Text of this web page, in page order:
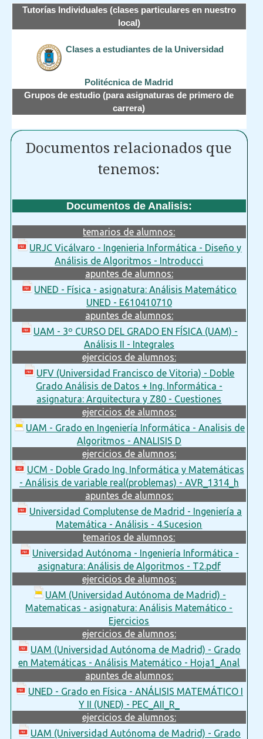
Tutorías Individuales (clases particulares en nuestro
local)
Clases a estudiantes de la Universidad
Politécnica de Madrid
Grupos de estudio (para asignaturas de primero de
carrera)
Documentos relacionados que
tenemos:
Documentos de Analisis:
temarios de alumnos:
URJC Vicálvaro - Ingenieria Informática - Diseño y
Análisis de Algoritmos - Introducci
apuntes de alumnos:
UNED - Física - asignatura: Análisis Matemático
UNED - E610410710
apuntes de alumnos:
UAM - 3º CURSO DEL GRADO EN FÍSICA (UAM) -
Análisis II - Integrales
ejercicios de alumnos:
UFV (Universidad Francisco de Vitoria) - Doble
Grado Análisis de Datos + Ing. Informática -
asignatura: Arquitectura y Z80 - Cuestiones
ejercicios de alumnos:
UAM - Grado en Ingeniería Informática - Analisis de
Algoritmos - ANALISIS D
ejercicios de alumnos:
UCM - Doble Grado Ing. Informática y Matemáticas
- Análisis de variable real(problemas) - AVR_1314_h
apuntes de alumnos:
Universidad Complutense de Madrid - Ingeniería a
Matemática - Análisis - 4.Sucesion
temarios de alumnos:
Universidad Autónoma - Ingeniería Informática -
asignatura: Análisis de Algoritmos - T2.pdf
ejercicios de alumnos:
UAM (Universidad Autónoma de Madrid) -
Matematicas - asignatura: Análisis Matemático -
Ejercicios
ejercicios de alumnos:
UAM (Universidad Autónoma de Madrid) - Grado
en Matemáticas - Análisis Matemático - Hoja1_Anal
apuntes de alumnos:
UNED - Grado en Física - ANÁLISIS MATEMÁTICO I
Y II (UNED) - PEC_AII_R_
ejercicios de alumnos:
UAM (Universidad Autónoma de Madrid) - Grado